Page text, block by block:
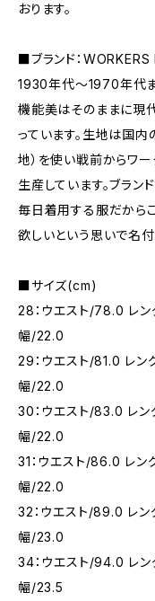
おります。
■ブランド：WORKERS
1930年代～1970年代ま
機能美はそのままに現
っています。生地は国内
地）を使い戦前からワ
生産しています。ブラ
毎日着用する服だから
欲しいという思いで名付
■サイズ(cm)
28：ウエスト/78.0 レ
幅/22.0
29：ウエスト/81.0 レ
幅/22.0
30：ウエスト/83.0 レ
幅/22.0
31：ウエスト/86.0 レ
幅/22.0
32：ウエスト/89.0 レ
幅/23.0
34：ウエスト/94.0 レ
幅/23.5